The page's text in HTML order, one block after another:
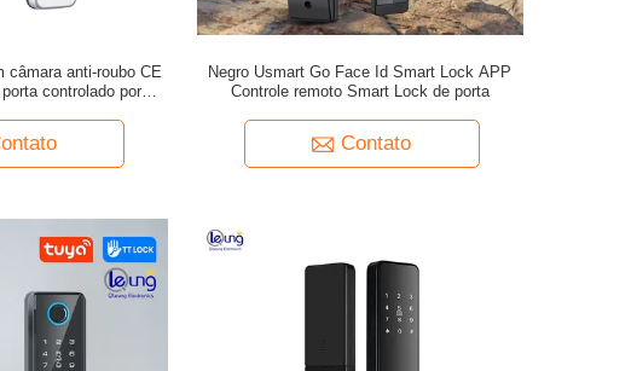
câmara anti-roubo CE
controlado por
Negro Usmart Go Face Id Smart Lock APP
Controle remoto Smart Lock de porta
Contato